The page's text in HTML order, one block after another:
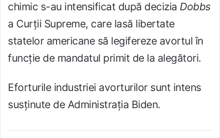
chimic s-au intensificat după decizia Dobbs
a Curții Supreme, care lasă libertate
statelor americane să legifereze avortul în
funcție de mandatul primit de la alegători.
Eforturile industriei avorturilor sunt intens
susținute de Administrația Biden.